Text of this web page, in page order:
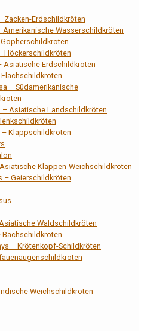
Zacken-Erdschildkröten
Amerikanische Wasserschildkröten
Höckerschildkröten
Asiatische Erdschildkröten
– Südamerikanische
Asiatische Landschildkröten
Klappschildkröten
Klappen-Weichschildkröten
– Geierschildkröten
Waldschildkröten
Bachschildkröten
– Krötenkopf-Schildkröten
Weichschildkröten